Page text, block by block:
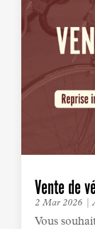
Vente de
2 Mar 2026 |
Vous